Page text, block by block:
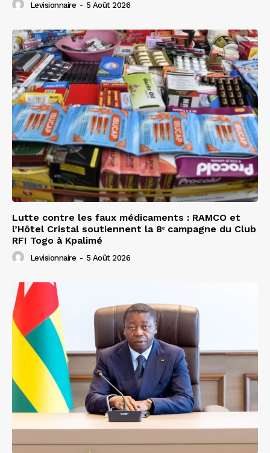
Levisionnaire - 5 Août 2026
Lutte contre les faux médicaments : RAMCO et
l’Hôtel Cristal soutiennent la 8ᵉ campagne du Club
RFI Togo à Kpalimé
Levisionnaire - 5 Août 2026